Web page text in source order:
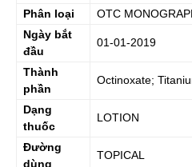
Phân loại
OTC
Ngày bắt
đầu
01-01-2019
Thành
phần
Octinoxate;
Dạng
thuốc
LOTION
Đường
dùng
TOPICAL